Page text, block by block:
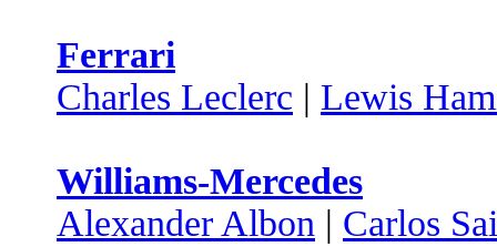
Ferrari
Charles Leclerc | Lewis
Williams-Mercedes
Alexander Albon | Carlos